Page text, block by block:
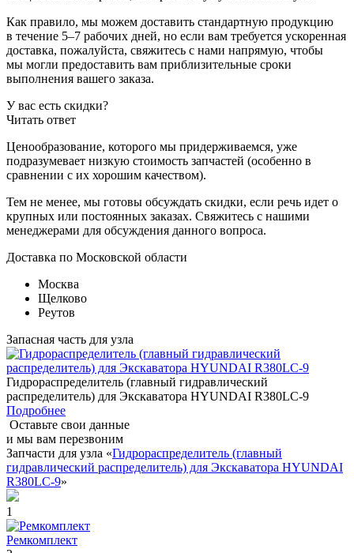
Как правило, мы можем доставить стандартную продукцию
в течение 5–7 рабочих дней, но если вам требуется ускоренная
доставка, пожалуйста, свяжитесь с нами напрямую, чтобы
мы могли предоставить вам приблизительные сроки
выполнения вашего заказа.
У вас есть скидки?
Читать ответ
Ценообразование, которого мы придерживаемся, уже
подразумевает низкую стоимость запчастей (особенно в
сравнении с их хорошим качеством).
Тем не менее, мы готовы обсуждать скидки, если речь идет о
крупных или постоянных заказах. Свяжитесь с нашими
менеджерами для обсуждения данного вопроса.
Доставка по Московской области
Москва
Щелково
Реутов
Запасная часть для узла
Гидрораспределитель (главный гидравлический
распределитель) для Экскаватора HYUNDAI R380LC-9
Подробнее
Оставьте свои данные
и мы вам перезвоним
Запчасти для узла «Гидрораспределитель (главный
гидравлический распределитель) для Экскаватора HYUNDAI
R380LC-9»
1
Ремкомплект